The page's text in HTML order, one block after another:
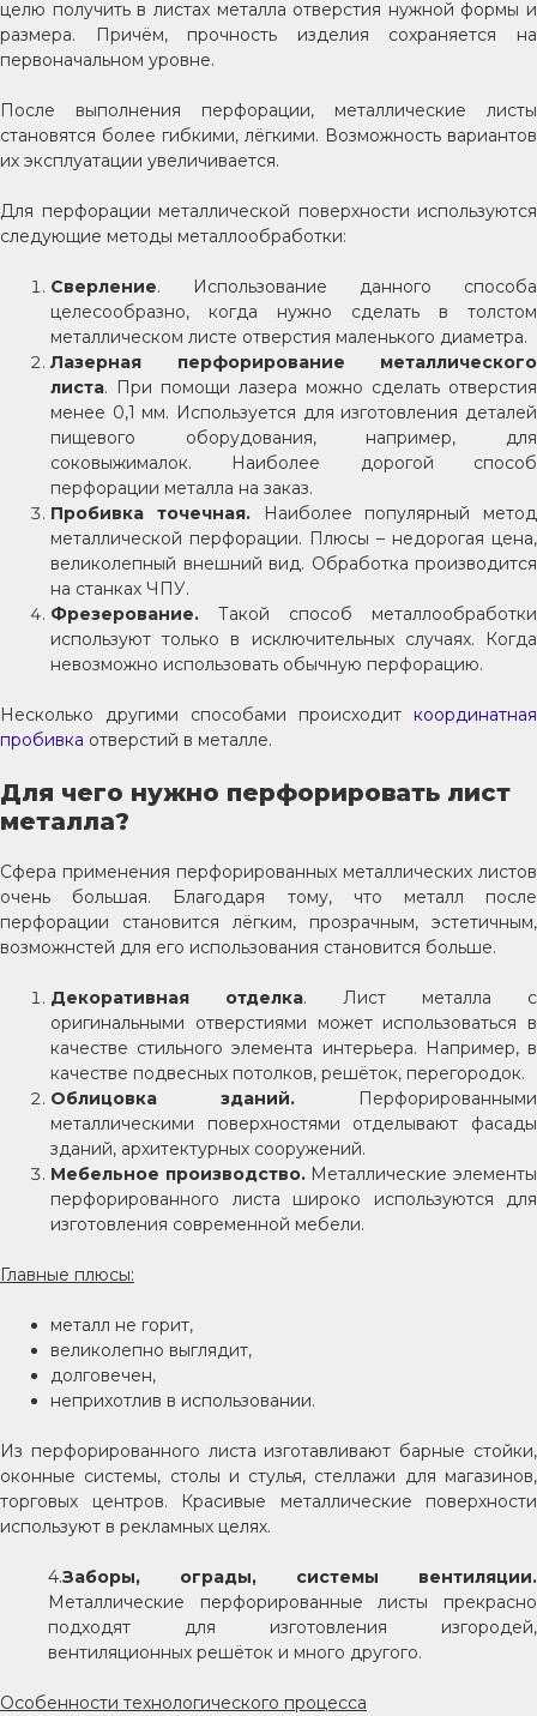
целю получить в листах металла отверстия нужной формы и
размера. Причём, прочность изделия сохраняется на
первоначальном уровне.
После выполнения перфорации, металлические листы
становятся более гибкими, лёгкими. Возможность вариантов
их эксплуатации увеличивается.
Для перфорации металлической поверхности используются
следующие методы металлообработки:
Сверление. Использование данного способа
целесообразно, когда нужно сделать в толстом
металлическом листе отверстия маленького диаметра.
Лазерная перфорирование металлического
листа. При помощи лазера можно сделать отверстия
менее 0,1 мм. Используется для изготовления деталей
пищевого оборудования, например, для
соковыжималок. Наиболее дорогой способ
перфорации металла на заказ.
Пробивка точечная.Наиболее популярный метод
металлической перфорации. Плюсы – недорогая цена,
великолепный внешний вид. Обработка производится
на станках ЧПУ.
Фрезерование. Такой способ металлообработки
используют только в исключительных случаях. Когда
невозможно использовать обычную перфорацию.
Несколько другими способами происходит координатная
пробивка отверстий в металле.
Для чего нужно перфорировать лист
металла?
Сфера применения перфорированных металлических листов
очень большая. Благодаря тому, что металл после
перфорации становится лёгким, прозрачным, эстетичным,
возможнстей для его использования становится больше.
Декоративная отделка. Лист металла с
оригинальными отверстиями может использоваться в
качестве стильного элемента интерьера. Например, в
качестве подвесных потолков, решёток, перегородок.
Облицовка зданий. Перфорированными
металлическими поверхностями отделывают фасады
зданий, архитектурных сооружений.
Мебельное производство.Металлические элементы
перфорированного листа широко используются для
изготовления современной мебели.
Главные плюсы:
металл не горит,
великолепно выглядит,
долговечен,
неприхотлив в использовании.
Из перфорированного листа изготавливают барные стойки,
оконные системы, столы и стулья, стеллажи для магазинов,
торговых центров. Красивые металлические поверхности
используют в рекламных целях.
4.Заборы, ограды, системы вентиляции.
Металлические перфорированные листы прекрасно
подходят для изготовления изгородей,
вентиляционных решёток и много другого.
Особенности технологического процесса